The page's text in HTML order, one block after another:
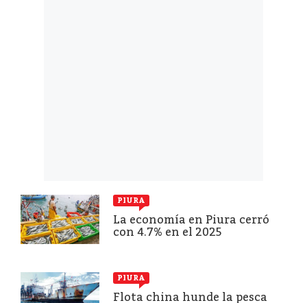
PIURA
La economía en Piura cerró
con 4.7% en el 2025
PIURA
Flota china hunde la pesca